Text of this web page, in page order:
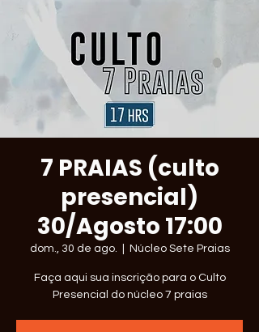
7 PRAIAS (culto
presencial)
30/Agosto 17:00
dom., 30 de ago. Núcleo Sete Praias
Faça aqui sua inscrição para o Culto
Presencial do núcleo 7 praias